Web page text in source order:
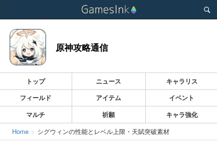
Toggle
原神攻略通信
トップ ニュース
キャラリス
フィールド
アイテム
イベント
マルチ
祈願
キャラ強化
Home
シグウィンの性能とレベル上限・天賦突破素材